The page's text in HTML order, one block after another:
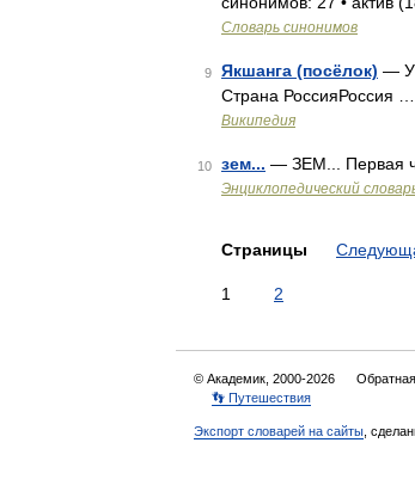
Словарь синонимов
9 Якшанга (посёлок) — У
Страна РоссияРоссия …
Википедия
10 зем... — ЗЕМ... Первая
Энциклопедический
Страницы
1 2
© Академик, 2000-2026
👣 Путешествия
Экспорт словарей на сайты ,